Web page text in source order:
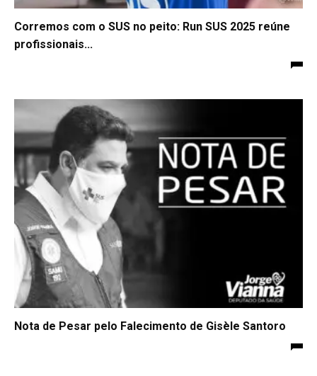
Corremos com o SUS no peito: Run SUS 2025 reúne
profissionais...
Nota de Pesar pelo Falecimento de Gisèle Santoro